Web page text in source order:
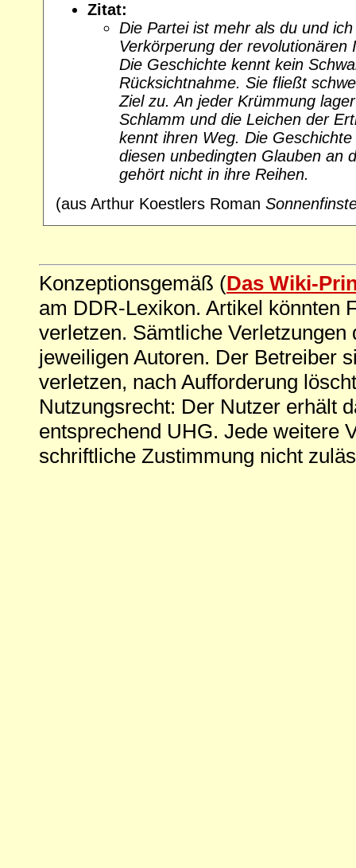
Zitat:
Die Partei ist mehr als du und
Verkörperung der revolutionären
Die Geschichte kennt kein
Rücksichtnahme. Sie fließt
Ziel zu. An jeder Krümmung
Schlamm und die Leichen der
kennt ihren Weg. Die
diesen unbedingten Glauben an
gehört nicht in ihre Reihen.
(aus Arthur Koestlers Roman
Konzeptionsgemäß (Das Wiki-
am DDR-Lexikon. Artikel könnten
verletzen. Sämtliche
jeweiligen Autoren. Der Betreiber
verletzen, nach Aufforderung
Nutzungsrecht: Der Nutzer erhält
entsprechend UHG. Jede weitere
schriftliche Zustimmung nicht